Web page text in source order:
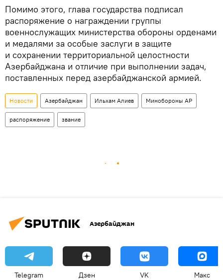
Помимо этого, глава государства подписал
распоряжение о награждении группы
военнослужащих министерства обороны орденами
и медалями за особые заслуги в защите
и сохранении территориальной целостности
Азербайджана и отличие при выполнении задач,
поставленных перед азербайджанской армией.
Новости Азербайджан Ильхам Алиев Минобороны АР
распоряжение звание
Азербайджан
Telegram Дзен VK Макс